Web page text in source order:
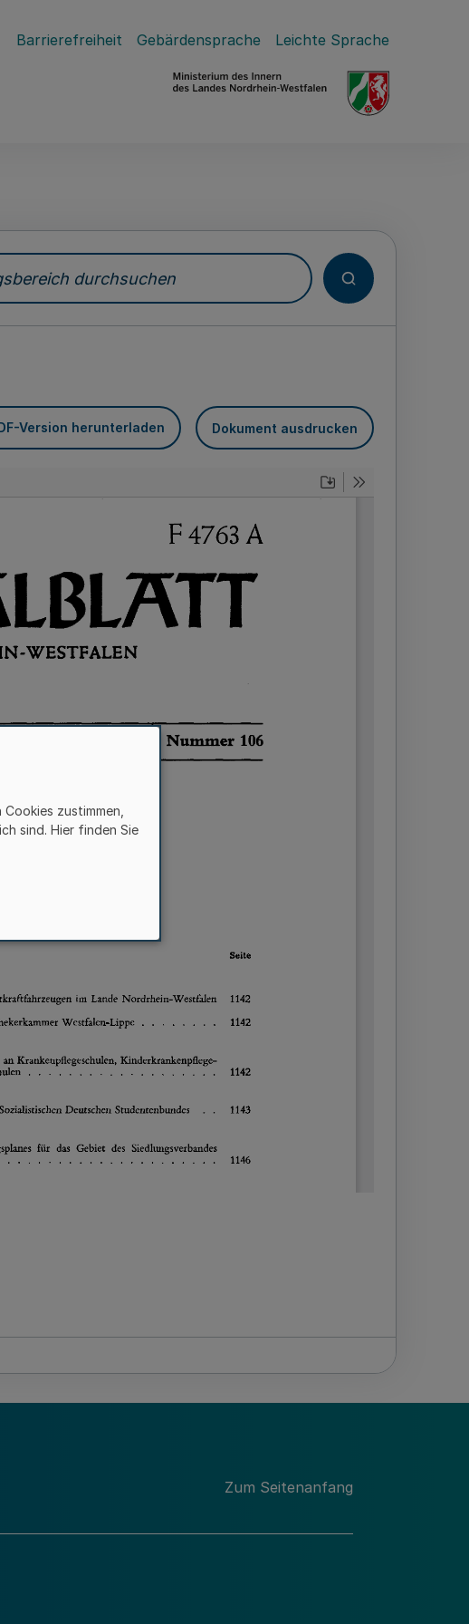
Barrierefreiheit Gebärdensprache Leichte Sprache
durchsuchen
Version herunterladen Dokument ausdrucken
Zum Seitenanfang
zustimmen,
sind. Hier finden Sie